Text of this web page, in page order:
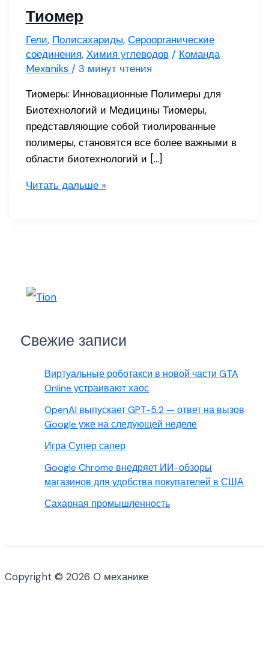
Тиомер
Гели, Полисахариды, Сероорганические
соединения, Химия углеводов/ Команда
Mexaniks / 3 минут чтения
Тиомеры: Инновационные Полимеры для
Биотехнологий и Медицины Тиомеры,
представляющие собой тиолированные
полимеры, становятся все более важными в
области биотехнологий и […]
Тиомер
Читать дальше »
Свежие записи
Виртуальные роботакси в новой части GTA
Online устраивают хаос
OpenAI выпускает GPT-5.2 — ответ на вызов
Google уже на следующей неделе
Игра Супер сапер
Google Chrome внедряет ИИ-обзоры
магазинов для удобства покупателей в США
Сахарная промышленность
Copyright © 2026 О механике